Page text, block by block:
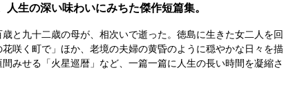
生の深い味わいにみちた傑作短篇集。
と九十二歳の母が、相次いで逝った。徳島に生きた女二人を回
咲く町で」ほか、老境の夫婦の黄昏のように穏やかな日々を描
みせる「火星巡暦」など、一篇一篇に人生の長い時間を凝縮さ